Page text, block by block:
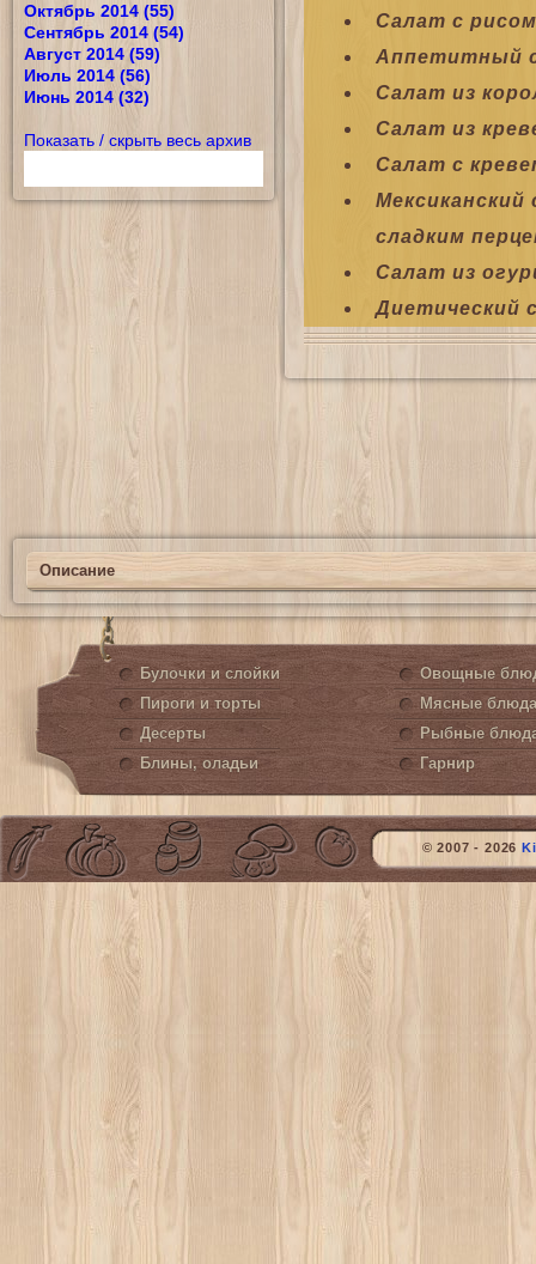
Октябрь 2014 (55)
Сентябрь 2014 (54)
Август 2014 (59)
Июль 2014 (56)
Июнь 2014 (32)
Показать / скрыть весь архив
Салат с
Аппетитный
Салат из
Салат из
Салат с
сладким
Салат из
Диетический
Описание
Булочки и слойки
Пироги и торты
Десерты
Блины, оладьи
Овощные
Мясные блюда
Рыбные
Гарнир
© 2007 - 2026